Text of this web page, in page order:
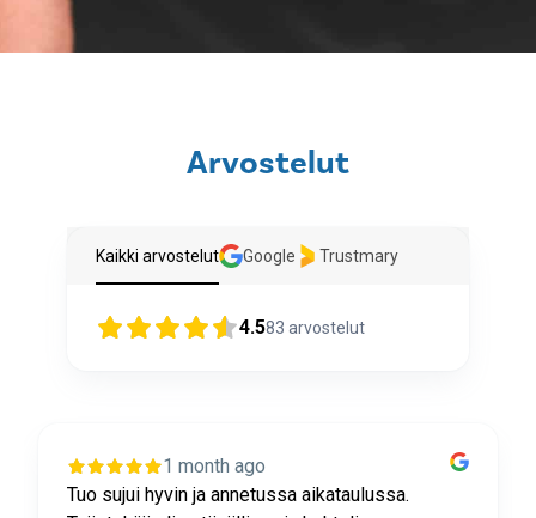
Arvostelut
Kaikki arvostelut Google Trustmary
4.583 arvostelut
1 month ago
Tuo sujui hyvin ja annetussa aikataulussa.